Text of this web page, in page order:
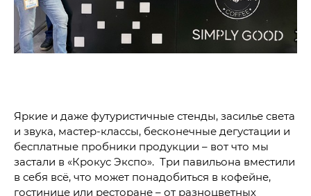
Яркие и даже футуристичные стенды, засилье света
и звука, мастер-классы, бесконечные дегустации и
бесплатные пробники продукции – вот что мы
застали в «Крокус Экспо». Три павильона вместили
в себя всё, что может понадобиться в кофейне,
гостинице или ресторане – от разноцветных